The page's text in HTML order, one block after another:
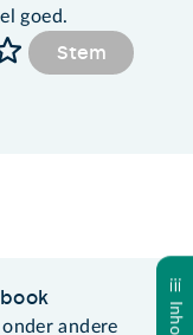
goed.
Stem
andere